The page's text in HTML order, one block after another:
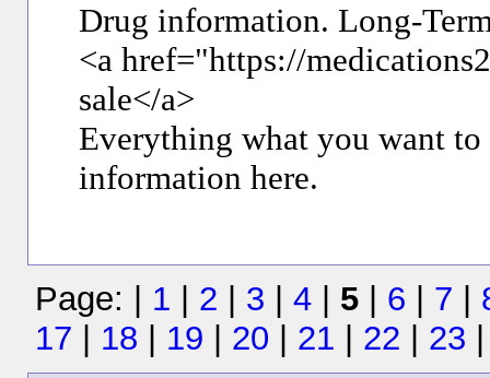
Drug information. Long-
<a href="https://
sale</a>
Everything what you want
information here.
Page: | 1 2 3 |4 5 6 7
17
18 19 20 21 22 23